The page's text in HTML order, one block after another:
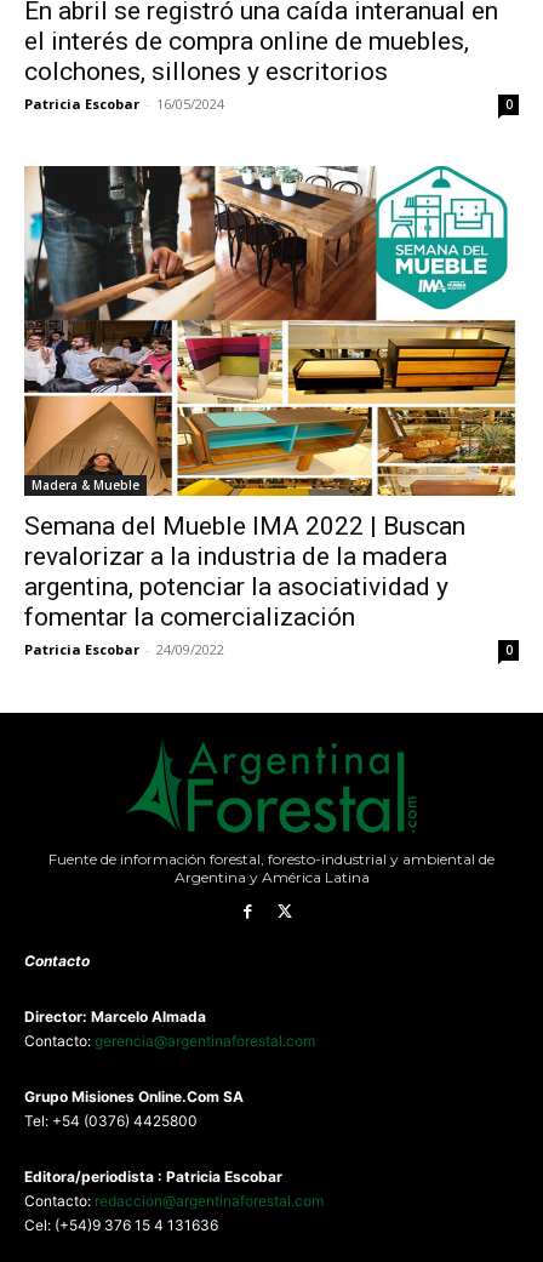
En abril se registró una caída interanual en
el interés de compra online de muebles,
colchones, sillones y escritorios
Patricia Escobar - 16/05/2024 0
Madera & Mueble
Semana del Mueble IMA 2022 | Buscan
revalorizar a la industria de la madera
argentina, potenciar la asociatividad y
fomentar la comercialización
Patricia Escobar - 24/09/2022 0
Fuente de información forestal, foresto-industrial y ambiental de
Argentina y América Latina
Contacto
Director: Marcelo Almada
Contacto: gerencia@argentinaforestal.com
Grupo Misiones Online.Com SA
Tel: +54 (0376) 4425800
Editora/periodista : Patricia Escobar
Contacto: redaccion@argentinaforestal.com
Cel: (+54)9 376 15 4 131636